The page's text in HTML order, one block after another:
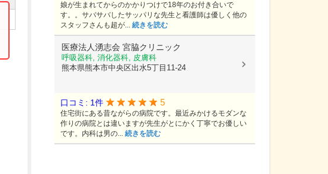
娘が生まれてからのかかりつけで18年のお付き合いで
す。。サバサバしたサッパリな先生と看護師は優しく他の
スタッフさんも超が... 続きを読む
医療法人湧志会 宮脇クリニック
呼吸器科, 消化器科, 皮膚科
熊本県熊本市中央区出水5丁目11-24
口コミ: 1件 5
住宅街にある昔ながらの病院です。最近みかけるモダンな
作りの病院とは違いますが先生がとにかく丁寧でお優しい
です。内科は男の... 続きを読む